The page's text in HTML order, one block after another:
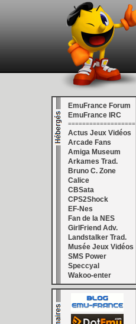
EmuFrance Forum
EmuFrance IRC
===================
Actus Jeux Vidéos
Arcade Fans
Amiga Museum
Arkames Trad.
Bruno C. Zone
Calice
CBSata
CPS2Shock
EF-Nes
Fan de la NES
GirlFriend Adv.
Landstalker Trad.
Musée Jeux Vidéos
SMS Power
Speccyal
Wakoo-enter